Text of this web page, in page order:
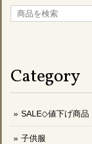
Category
SALE◇値下げ商品
子供服